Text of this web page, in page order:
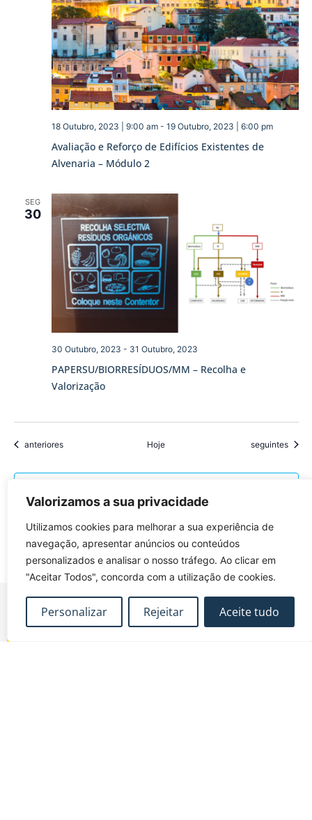
Valorizamos a sua privacidade
Utilizamos cookies para melhorar a sua experiência de
navegação, apresentar anúncios ou conteúdos
personalizados e analisar o nosso tráfego. Ao clicar em
"Aceitar Todos", concorda com a utilização de cookies.
Personalizar Rejeitar Aceite tudo
Avaliação e Reforço de Edifícios Existentes de
Alvenaria – Módulo 2
18 Outubro, 2023 | 9:00 am- 19 Outubro, 2023 | 6:00 pm
SEG
30
PAPERSU/BIORRESÍDUOS/MM – Recolha e
Valorização
30 Outubro, 2023 - 31 Outubro, 2023
Eventos
anteriores Hoje Eventos
seguintes